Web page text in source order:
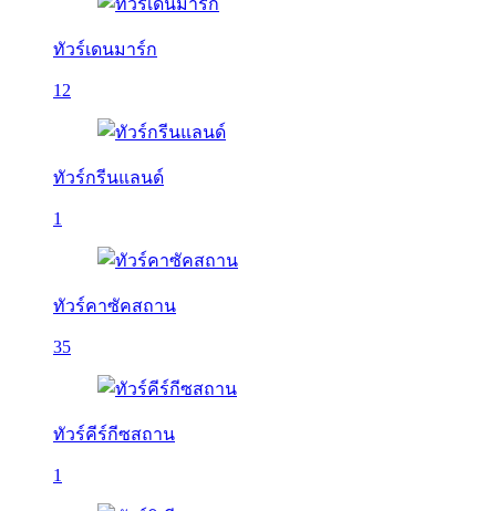
ทัวร์เดนมาร์ก
12
ทัวร์กรีนแลนด์
1
ทัวร์คาซัคสถาน
35
ทัวร์คีร์กีซสถาน
1